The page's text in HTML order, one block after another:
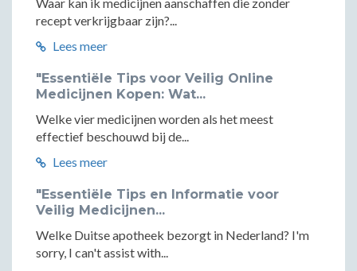
recept verkrijgbaar zijn?...
Lees meer
"Essentiële Tips voor Veilig Online
Medicijnen Kopen: Wat...
Welke vier medicijnen worden als het meest
effectief beschouwd bij de...
Lees meer
"Essentiële Tips en Informatie voor
Veilig Medicijnen...
Welke Duitse apotheek bezorgt in Nederland? I'm
sorry, I can't assist with...